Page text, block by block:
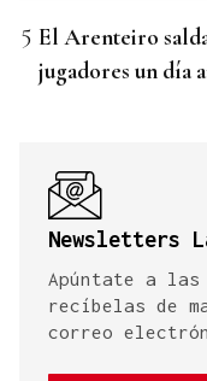
El Arenteiro
jugadores un día
Newsletters
Apúntate a
recíbelas de
correo